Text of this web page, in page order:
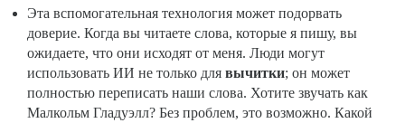
Эта вспомогательная технология может подорвать
доверие. Когда вы читаете слова, которые я пишу, вы
ожидаете, что они исходят от меня. Люди могут
использовать ИИ не только для вычитки; он может
полностью переписать наши слова. Хотите звучать как
Малкольм Гладуэлл? Без проблем, это возможно. Какой